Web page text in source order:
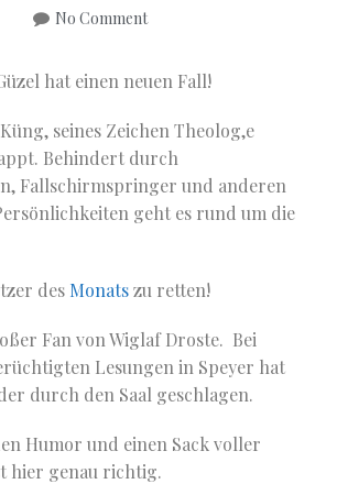
No Comment
hat einen neuen Fall!
seines Zeichen Theolog,e
Behindert durch
Fallschirmspringer und anderen
geht es rund um die
des Monatszu retten!
Fan von Wiglaf Droste. Bei
Lesungen in Speyer hat
durch den Saal geschlagen.
Humor und einen Sack voller
hier genau richtig.